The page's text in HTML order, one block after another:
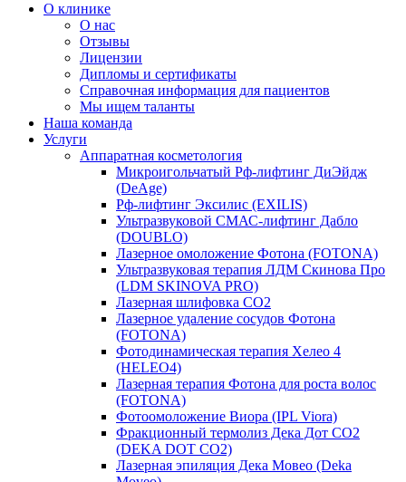
О клинике
О нас
Отзывы
Лицензии
Дипломы и сертификаты
Справочная информация для пациентов
Мы ищем таланты
Наша команда
Услуги
Аппаратная косметология
Микроигольчатый Рф-лифтинг ДиЭйдж
(DeAge)
Рф-лифтинг Эксилис (EXILIS)
Ультразвуковой СМАС-лифтинг Дабло
(DOUBLO)
Лазерное омоложение Фотона (FOTONA)
Ультразвуковая терапия ЛДМ Скинова Про
(LDM SKINOVA PRO)
Лазерная шлифовка CO2
Лазерное удаление сосудов Фотона
(FOTONA)
Фотодинамическая терапия Хелео 4
(HELEO4)
Лазерная терапия Фотона для роста волос
(FOTONA)
Фотоомоложение Виора (IPL Viora)
Фракционный термолиз Дека Дот СО2
(DEKA DOT CO2)
Лазерная эпиляция Дека Мовео (Deka